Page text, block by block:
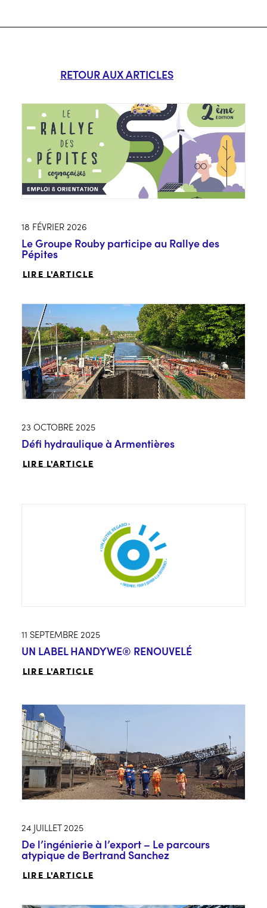
RETOUR AUX ARTICLES
18 FÉVRIER 2026
Le Groupe Rouby participe au Rallye des
Pépites
LIRE L'ARTICLE
23 OCTOBRE 2025
Défi hydraulique à Armentières
LIRE L'ARTICLE
11 SEPTEMBRE 2025
UN LABEL HANDYWE® RENOUVELÉ
LIRE L'ARTICLE
24 JUILLET 2025
De l’ingénierie à l’export – Le parcours
atypique de Bertrand Sanchez
LIRE L'ARTICLE